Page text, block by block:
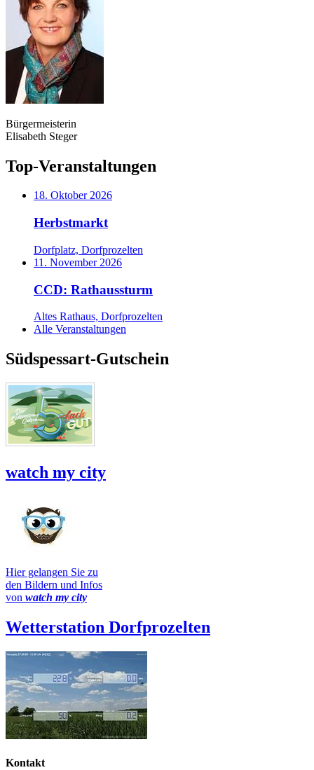
Bürgermeisterin
Elisabeth Steger
Top-Veranstaltungen
18. Oktober 2026
Herbstmarkt
Dorfplatz, Dorfprozelten
11. November 2026
CCD: Rathaussturm
Altes Rathaus, Dorfprozelten
Alle Veranstaltungen
Südspessart-Gutschein
watch my city
Hier gelangen Sie zu
den Bildern und Infos
von watch my city
Wetterstation Dorfprozelten
Kontakt